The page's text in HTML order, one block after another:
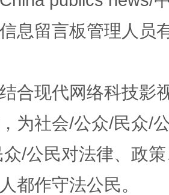
工荒背后
息留言板管理人员
合现代网络科技影
为社会/公众/民众/
众/公民对法律、政
都作守法公民。